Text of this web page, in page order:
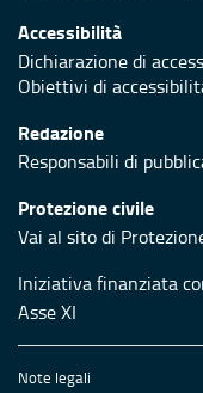
Accessibilità
Dichiarazione di
Obiettivi di
Redazione
Responsabili di
Protezione civile
Vai al sito di
Iniziativa finanziata
Asse XI
Note legali